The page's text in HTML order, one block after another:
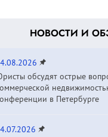
НОВОСТИ И
обсудят острые
в Петербурге